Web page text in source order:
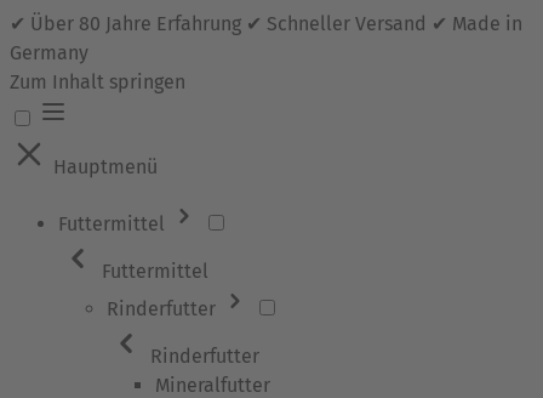
✔ Über 80 Jahre Erfahrung ✔ Schneller Versand ✔ Made in
Germany
Zum Inhalt springen
Hauptmenü
Futtermittel
Futtermittel
Rinderfutter
Rinderfutter
Mineralfutter